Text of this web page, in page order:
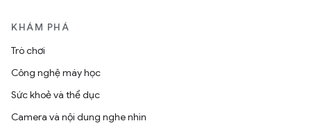
KHÁM PHÁ
Trò chơi
Công nghệ máy học
Sức khoẻ và thể dục
Camera và nội dung nghe nhìn